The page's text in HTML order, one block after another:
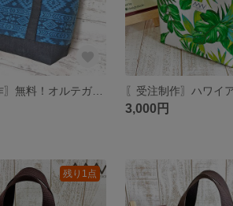
〖受注制作〗無料！オルテガ柄＊手提げトートバッグ／ネイティブ
3,000円
残り1点